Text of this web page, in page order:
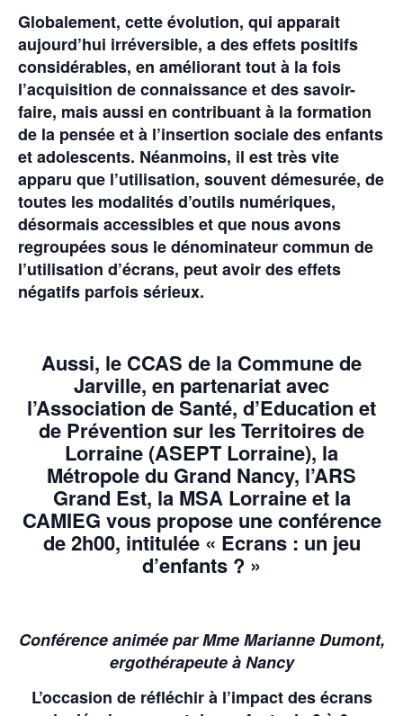
Globalement, cette évolution, qui apparait
aujourd’hui irréversible, a des effets positifs
considérables, en améliorant tout à la fois
l’acquisition de connaissance et des savoir-
faire, mais aussi en contribuant à la formation
de la pensée et à l’insertion sociale des enfants
et adolescents. Néanmoins, il est très vite
apparu que l’utilisation, souvent démesurée, de
toutes les modalités d’outils numériques,
désormais accessibles et que nous avons
regroupées sous le dénominateur commun de
l’utilisation d’écrans, peut avoir des effets
négatifs parfois sérieux.
Aussi, le CCAS de la Commune de
Jarville, en partenariat avec
l’Association de Santé, d’Education et
de Prévention sur les Territoires de
Lorraine (ASEPT Lorraine), la
Métropole du Grand Nancy, l’ARS
Grand Est, la MSA Lorraine et la
CAMIEG vous propose une conférence
de 2h00, intitulée « Ecrans : un jeu
d’enfants ? »
Conférence animée par Mme Marianne Dumont,
ergothérapeute à Nancy
L’occasion de réfléchir à l’impact des écrans